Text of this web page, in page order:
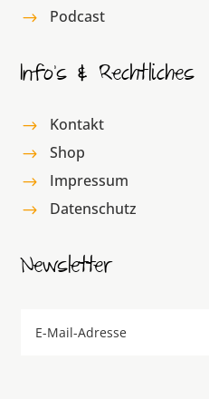
$ Podcast
Info’s & Rechtliches
$ Kontakt
$ Shop
$ Impressum
$ Datenschutz
Newsletter